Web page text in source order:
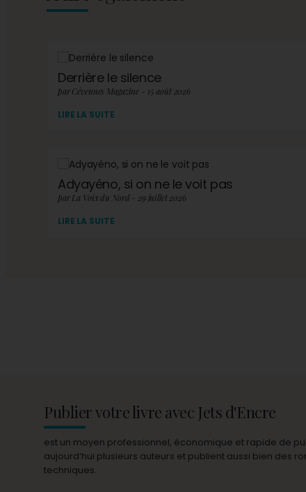
Derrière le silence
par Cévennes Magazine - 15 août 2026
LIRE LA SUITE
Adyayéno, si on ne le voit pas
par La Voix du Nord - 29 juillet 2026
LIRE LA SUITE
Publier votre livre avec Jets d'Encre
est un moyen professionnel, économique et rapide de
aujourd’hui plusieurs auteurs et publient aussi bien des
techniques.